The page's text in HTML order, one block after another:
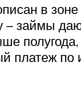
в
– займы
платеж по